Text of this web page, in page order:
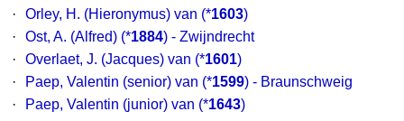
·
Orley, H. (Hieronymus) van (*1603)
·
Ost, A. (Alfred) (*1884) - Zwijndrecht
·
Overlaet, J. (Jacques) van (*1601)
·
Paep, Valentin (senior) van (*1599) - Braunschweig
·
Paep, Valentin (junior) van (*1643)